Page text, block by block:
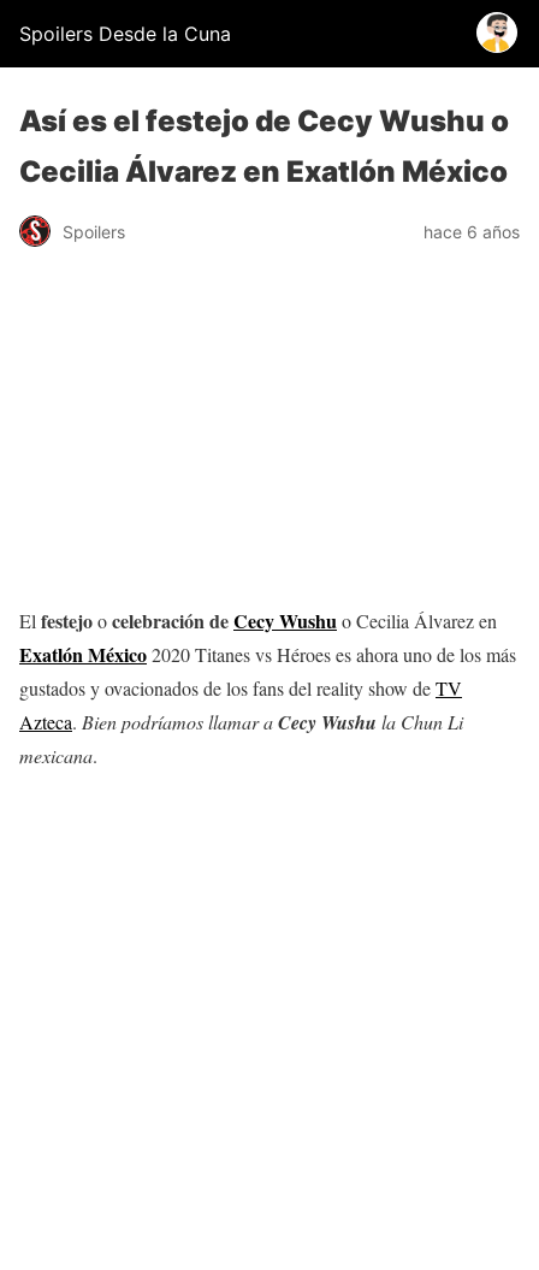
Spoilers Desde la Cuna
Así es el festejo de Cecy Wushu o
Cecilia Álvarez en Exatlón México
Spoilers hace 6 años
El festejoocelebración deCecy Wushuo Cecilia Álvarez en
Exatlón México2020 Titanes vs Héroes es ahora uno de los más
gustados y ovacionados de los fans del reality show deTV
Azteca. Bien podríamos llamar aCecy Wushu la Chun Li
mexicana.